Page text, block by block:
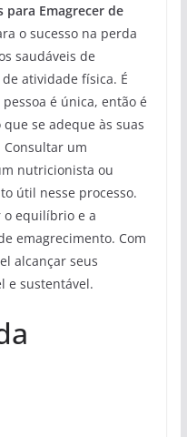
para Emagrecer de
o sucesso na perda
saudáveis de
atividade física. É
é única, então é
se adeque às suas
Consultar um
nutricionista ou
útil nesse processo.
o equilíbrio e a
emagrecimento. Com
alcançar seus
e sustentável.